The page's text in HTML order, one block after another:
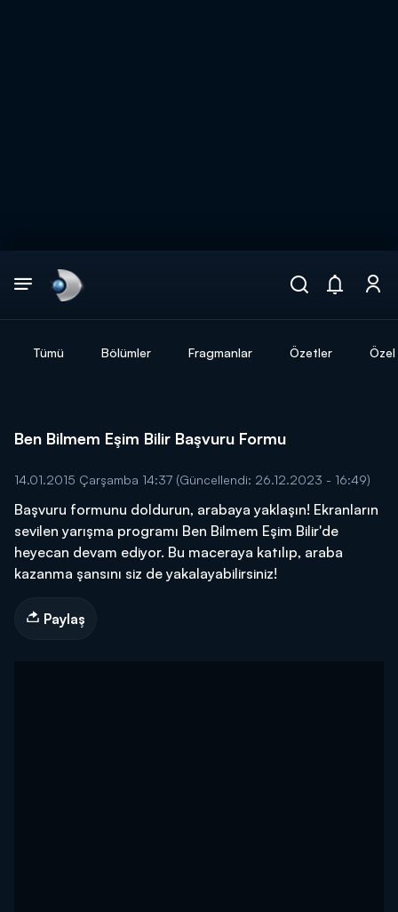
Tümü Bölümler Fragmanlar Özetler
Ben Bilmem Eşim Bilir Başvuru Formu
14.01.2015 Çarşamba 14:37 (Güncellendi: 26.12.2023 - 16:49)
Başvuru formunu doldurun, arabaya yaklaşın! Ekranların
sevilen yarışma programı Ben Bilmem Eşim Bilir'de
heyecan devam ediyor. Bu maceraya katılıp, araba
kazanma şansını siz de yakalayabilirsiniz!
Paylaş